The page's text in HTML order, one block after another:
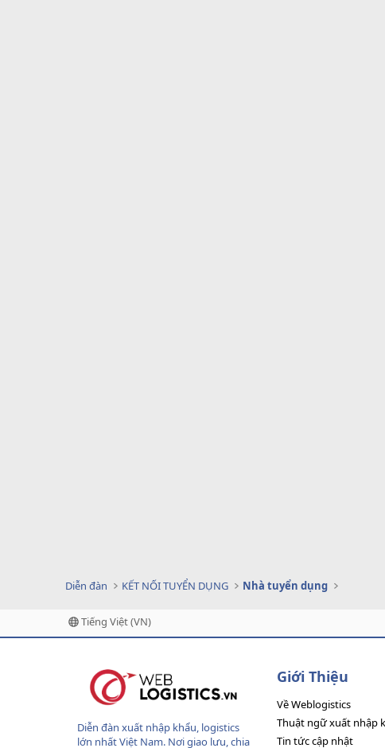
Diễn đàn KẾT NỐI TUYỂN DỤNG Nhà tuyển dụng
Tiếng Việt (VN)
Diễn đàn xuất nhập khẩu, logistics
lớn nhất Việt Nam. Nơi giao lưu, chia
Giới Thiệu
Về Weblogistics
Thuật ngữ xuất nhập
Tin tức cập nhật